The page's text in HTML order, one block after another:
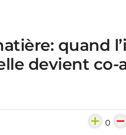
quand
devient co-
0